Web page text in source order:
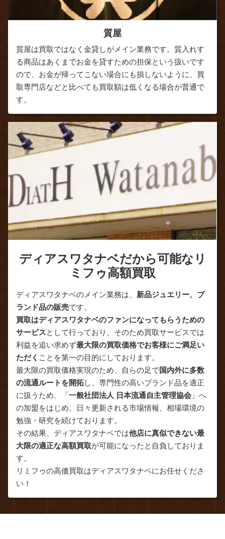
質屋
質屋は買取ではなく金貸しがメイン業務です。質入れす
る商品はあくまでお金を貸すための担保という扱いです
ので、お金が帰ってこない場合にも損しないように、買
取専門店などと比べても買取額は低くなる場合が普通で
す。
ディアスワタナベだから可能なリ
ミフゥ高額買取
ディアスワタナベのメイン業務は、 新品ジュエリー、ブ
ランド品の販売です。
買取はディアスワタナベのファンになってもらうための
サービスとして行っており、そのため買取サービスでは
利益を追い求めず最大限の買取価格でお客様にご満足い
ただく ことを第一の目的にしております。
最大限の買取価格実現のため、自らの足で国内外に多数
の流通ルートを開拓し、専門性の高いブランド品を適正
に扱うため、「一般社団法人 日本流通自主管理協会 」へ
の加盟をはじめ、日々更新される市場情報、相場環境の
勉強・研究を続けております。
その結果、ディアスワタナベでは他店に真似できない最
大限の適正な高額買取が可能になったと自負しておりま
す。
リミフゥの高価買取はディアスワタナベにお任せくださ
い！